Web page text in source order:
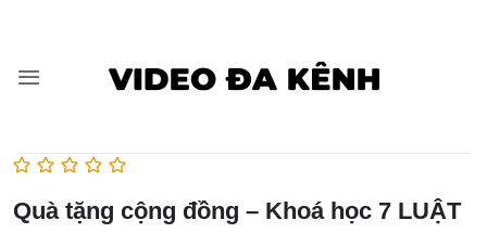
dung
Quà tặng cộng đồng – Khoá học 7 LUẬT